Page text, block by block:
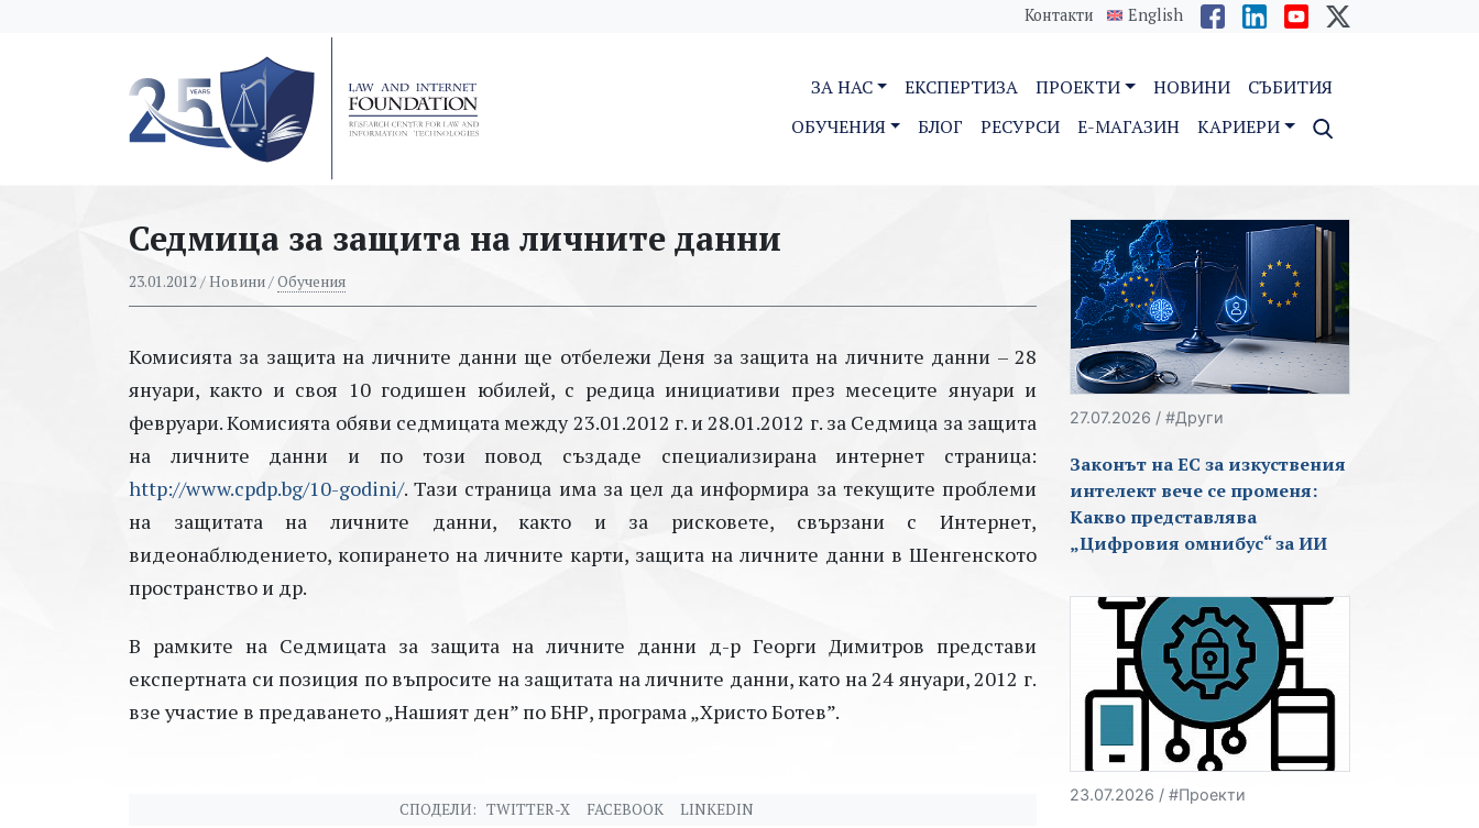
Контакти English
ЗА НАС ЕКСПЕРТИЗА ПРОЕКТИ НОВИНИ
СЪБИТИЯ
ОБУЧЕНИЯ
БЛОГ РЕСУРСИ E-МАГАЗИН КАРИЕРИ
Седмица за защита на личните данни
23.01.2012 / Новини /Обучения
Комисията за защита на личните данни ще отбележи Деня за защита на личните данни – 28
януари, както и своя 10 годишен юбилей, с редица инициативи през месеците януари и
февруари. Комисията обяви седмицата между 23.01.2012 г. и 28.01.2012 г. за Седмица за защита
на личните данни и по този повод създаде специализирана интернет страница:
http://www.cpdp.bg/10-godini/. Тази страница има за цел да информира за текущите проблеми
на защитата на личните данни, както и за рисковете, свързани с Интернет,
видеонаблюдението, копирането на личните карти, защита на личните данни в Шенгенското
пространство и др.
В рамките на Седмицата за защита на личните данни д-р Георги Димитров представи
експертната си позиция по въпросите на защитата на личните данни, като на 24 януари, 2012 г.
взе участие в предаването „Нашият ден” по БНР, програма „Христо Ботев”.
СПОДЕЛИ: TWITTER-X FACEBOOK LINKEDIN
27.07.2026 / #Други
Законът на ЕС за изкуствения
интелект вече се променя:
Какво представлява
„Цифровия омнибус“ за ИИ
23.07.2026 / #Проекти